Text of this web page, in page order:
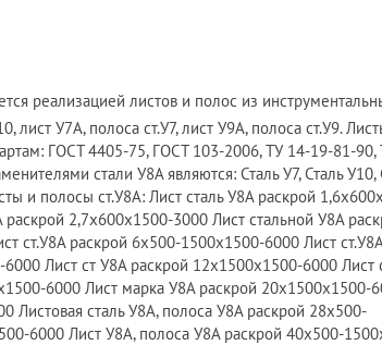
реализацией листов и полос из
лист У7А, полоса ст.У7, лист У9А, полоса ст.У9.
ГОСТ 4405-75, ГОСТ 103-2006, ТУ 14-19-81-90,
стали У8А являются: Сталь У7, Сталь У10,
и полосы ст.У8А: Лист сталь У8А раскрой
2,7х600х1500-3000 Лист стальной У8А
ст.У8А раскрой 6х500-1500х1500-6000 Лист ст.У8А
Лист ст У8А раскрой 12х1500х1500-6000 Лист
6000 Лист марка У8А раскрой 20х1500х1500-
Листовая сталь У8А, полоса У8А раскрой 28х500-
6000 Лист У8А, полоса У8А раскрой 40х500-